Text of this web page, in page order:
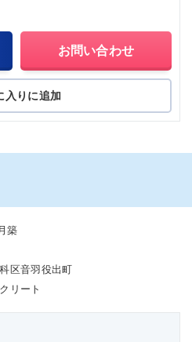
お問い合わせ
入りに追加
築
区音羽役出町
リート